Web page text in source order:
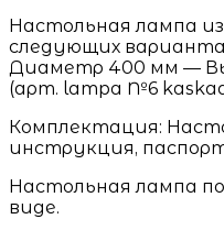
Настольная лампа
следующих
Диаметр 400 мм —
(арт. lampa №6
Комплектация:
инструкция,
Настольная лампа
виде.